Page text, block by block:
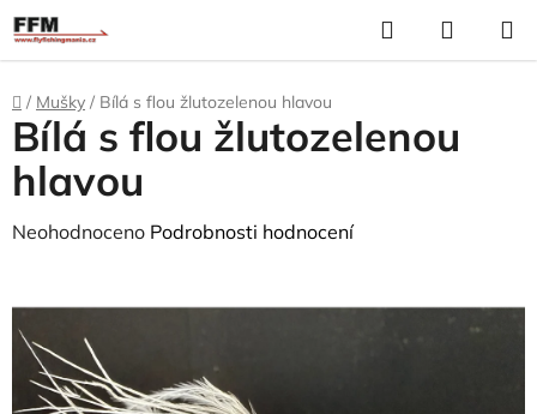
Přejít
na
obsah
Hledat
Domů
/ Mušky / Bílá s flou žlutozelenou hlavou
Bílá s flou žlutozelenou
hlavou
Průměrné
je
0,0
Neohodnoceno Podrobnosti hodnocení